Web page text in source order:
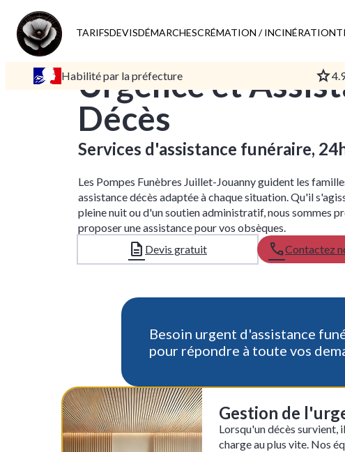
TARIFSDEVISDÉMARCHESCRÉMATION / INCINÉRATION
Habilité par la préfecture
Urgence et
Décès
Services d'assistance funéraire,
Les Pompes Funèbres Juillet-Jouanny guident les
assistance décès adaptée à chaque situation. Qu'il
pleine nuit ou d'un soutien administratif, nous sommes
proposer une assistance pour vos obsèques.
Devis gratuit
Contactez
Besoin urgent d'assistance
pour répondre à toute vos
Gestion de
Lorsqu'un décès survient,
charge au plus vite. Nos